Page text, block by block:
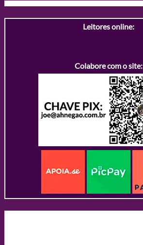
Leitores online:
Colabore com o site: